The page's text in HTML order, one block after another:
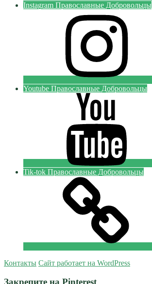
Instagram Православные Добровольцы
Youtube Православные Добровольцы
Tik-tok Православные Добровольцы
Контакты Сайт работает на WordPress
Закрепите на Pinterest